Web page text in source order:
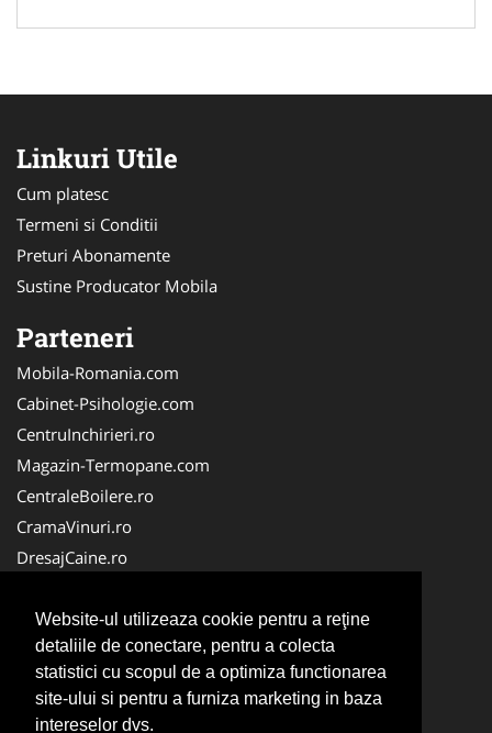
Website-ul utilizeaza cookie pentru a reţine
detaliile de conectare, pentru a colecta
statistici cu scopul de a optimiza functionarea
site-ului si pentru a furniza marketing in baza
intereselor dvs.
Linkuri Utile
Cum platesc
Termeni si Conditii
Preturi Abonamente
Sustine Producator Mobila
Parteneri
Mobila-Romania.com
Cabinet-Psihologie.com
CentruInchirieri.ro
Magazin-Termopane.com
CentraleBoilere.ro
CramaVinuri.ro
DresajCaine.ro
Alpinist-Utilitar.com
Birouri-Cadastru.ro
FirmaTractariAuto.ro
Service-Reparatii.com